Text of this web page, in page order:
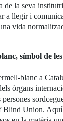
de la seva
a llegir i
vida
símbol de
blanc a
òrgans
persones
Blind Union. Aquí